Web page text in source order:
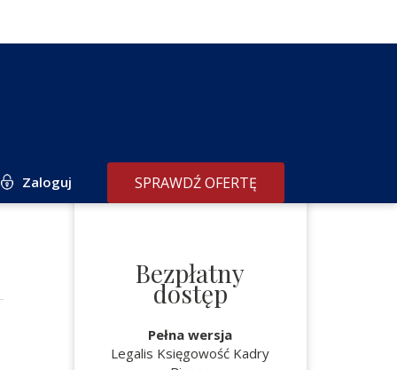
Zaloguj SPRAWDŹ OFERTĘ
Bezpłatny
dostęp
Pełna wersja
Legalis Księgowość Kadry